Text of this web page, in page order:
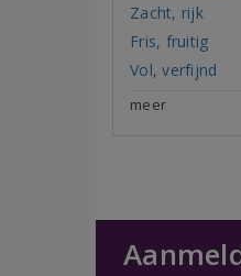
Zacht, rijk
Fris, fruitig
Vol, verfijnd
meer